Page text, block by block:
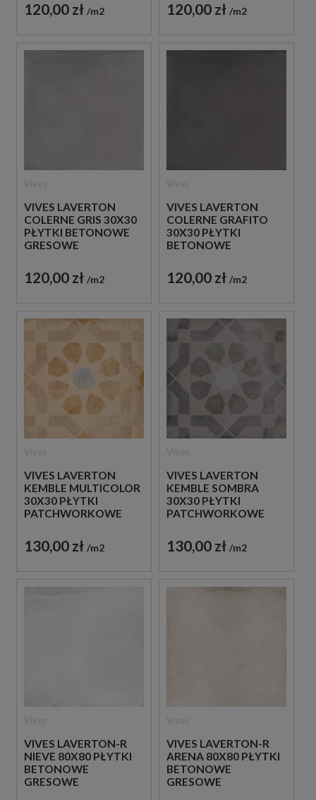
120,00 zł m2 120,00 zł m2
VIVES LAVERTON
COLERNE GRIS 30X30
PŁYTKI BETONOWE
GRESOWE
120,00 zł m2
VIVES LAVERTON
COLERNE GRAFITO
30X30 PŁYTKI
BETONOWE
120,00 zł m2
VIVES LAVERTON
KEMBLE MULTICOLOR
30X30 PŁYTKI
PATCHWORKOWE
130,00 zł m2
VIVES LAVERTON
KEMBLE SOMBRA
30X30 PŁYTKI
PATCHWORKOWE
130,00 zł m2
VIVES LAVERTON-R
NIEVE 80X80 PŁYTKI
BETONOWE
GRESOWE
VIVES LAVERTON-R
ARENA 80X80 PŁYTKI
BETONOWE
GRESOWE